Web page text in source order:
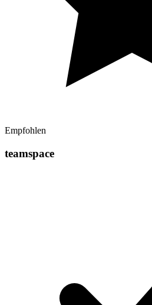
Empfohlen
teamspace